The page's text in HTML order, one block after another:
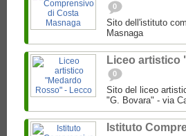
0
Sito dell'istituto
Masnaga
Liceo artistico
0
Sito del liceo
"G. Bovara" - via
Istituto